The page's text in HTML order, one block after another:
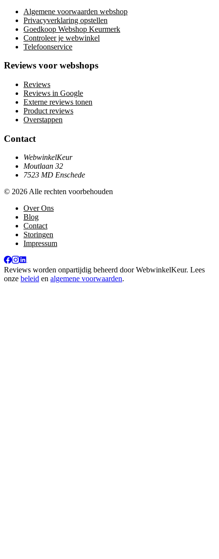
Algemene voorwaarden webshop
Privacyverklaring opstellen
Goedkoop Webshop Keurmerk
Controleer je webwinkel
Telefoonservice
Reviews voor webshops
Reviews
Reviews in Google
Externe reviews tonen
Product reviews
Overstappen
Contact
WebwinkelKeur
Moutlaan 32
7523 MD Enschede
© 2026 Alle rechten voorbehouden
Over Ons
Blog
Contact
Storingen
Impressum
Reviews worden onpartijdig beheerd doorWebwinkelKeur. Lees
onze beleid en algemene voorwaarden.